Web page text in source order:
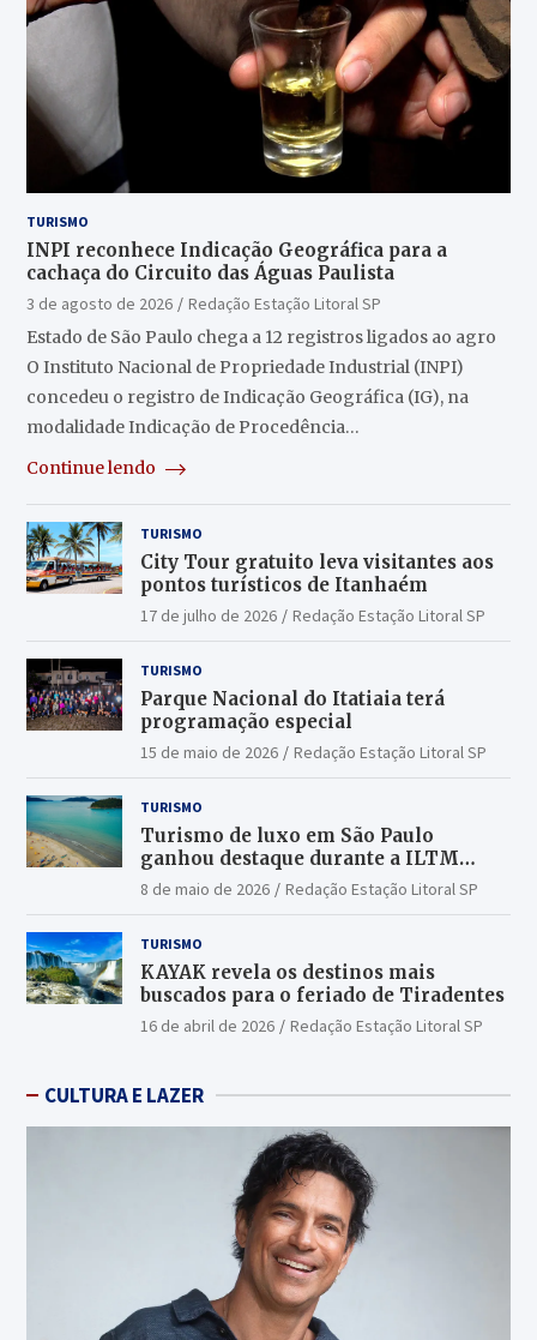
TURISMO
INPI reconhece Indicação Geográfica para a
cachaça do Circuito das Águas Paulista
3 de agosto de 2026
Redação Estação Litoral SP
Estado de São Paulo chega a 12 registros ligados ao agro
O Instituto Nacional de Propriedade Industrial (INPI)
concedeu o registro de Indicação Geográfica (IG), na
modalidade Indicação de Procedência…
Continue lendo
TURISMO
City Tour gratuito leva visitantes aos
pontos turísticos de Itanhaém
17 de julho de 2026 Redação Estação Litoral SP
TURISMO
Parque Nacional do Itatiaia terá
programação especial
15 de maio de 2026 Redação Estação Litoral SP
TURISMO
Turismo de luxo em São Paulo
ganhou destaque durante a ILTM
Latin America 2026
8 de maio de 2026 Redação Estação Litoral SP
TURISMO
KAYAK revela os destinos mais
buscados para o feriado de Tiradentes
16 de abril de 2026 Redação Estação Litoral SP
CULTURA E LAZER